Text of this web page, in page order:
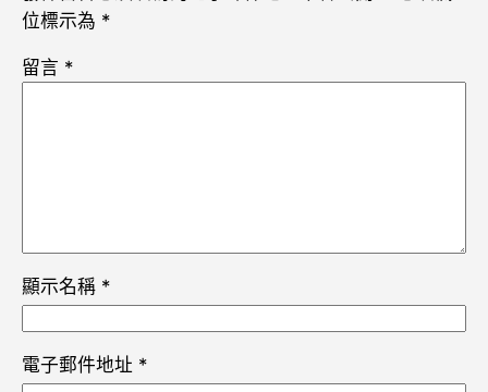
位標示為 *
留言 *
顯示名稱 *
電子郵件地址 *